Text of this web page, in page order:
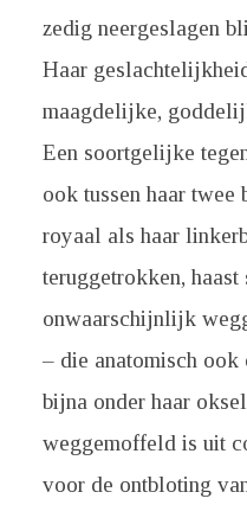
zedig neergeslagen
Haar
maagdelijke,
Een soortgelijke
ook tussen haar twee
royaal als haar
teruggetrokken, haast
onwaarschijnlijk
– die anatomisch ook
bijna onder haar
weggemoffeld is uit
voor de ontbloting